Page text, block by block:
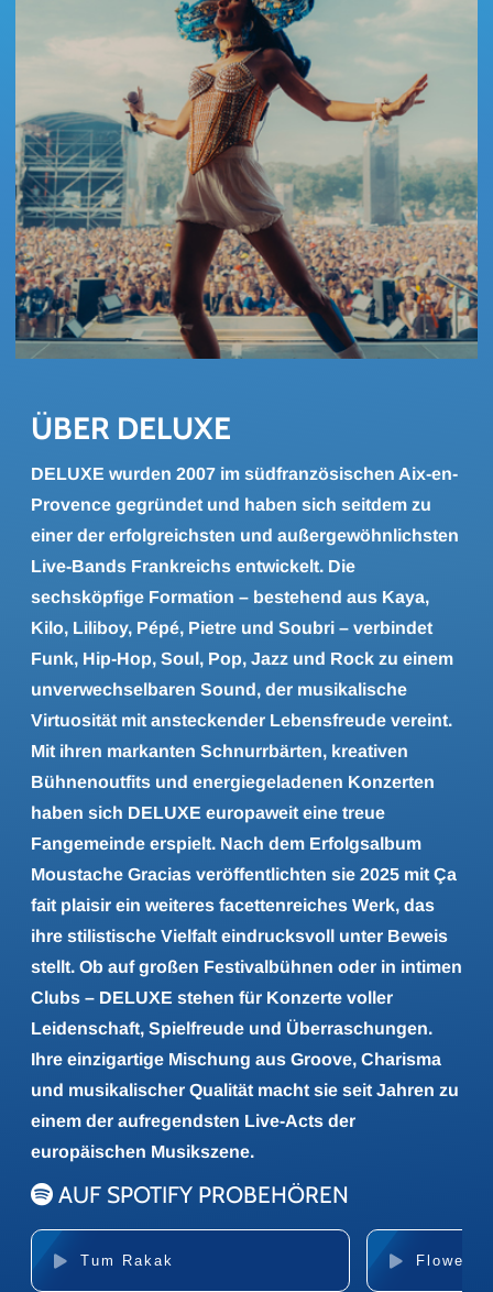
ÜBER DE­LU­XE
DELUXE wurden 2007 im südfranzösischen Aix-en-
Provence gegründet und haben sich seitdem zu
einer der erfolgreichsten und außergewöhnlichsten
Live-Bands Frankreichs entwickelt. Die
sechsköpfige Formation – bestehend aus Kaya,
Kilo, Liliboy, Pépé, Pietre und Soubri – verbindet
Funk, Hip-Hop, Soul, Pop, Jazz und Rock zu einem
unverwechselbaren Sound, der musikalische
Virtuosität mit ansteckender Lebensfreude vereint.
Mit ihren markanten Schnurrbärten, kreativen
Bühnenoutfits und energiegeladenen Konzerten
haben sich DELUXE europaweit eine treue
Fangemeinde erspielt. Nach dem Erfolgsalbum
Moustache Gracias veröffentlichten sie 2025 mit Ça
fait plaisir ein weiteres facettenreiches Werk, das
ihre stilistische Vielfalt eindrucksvoll unter Beweis
stellt. Ob auf großen Festivalbühnen oder in intimen
Clubs – DELUXE stehen für Konzerte voller
Leidenschaft, Spielfreude und Überraschungen.
Ihre einzigartige Mischung aus Groove, Charisma
und musikalischer Qualität macht sie seit Jahren zu
einem der aufregendsten Live-Acts der
europäischen Musikszene.
AUF SPOTIFY PROBEHÖREN
Tum Rakak Flowers